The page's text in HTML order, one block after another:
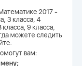
2017 -
3 класса, 4
9 класса,
можете следить
вам: